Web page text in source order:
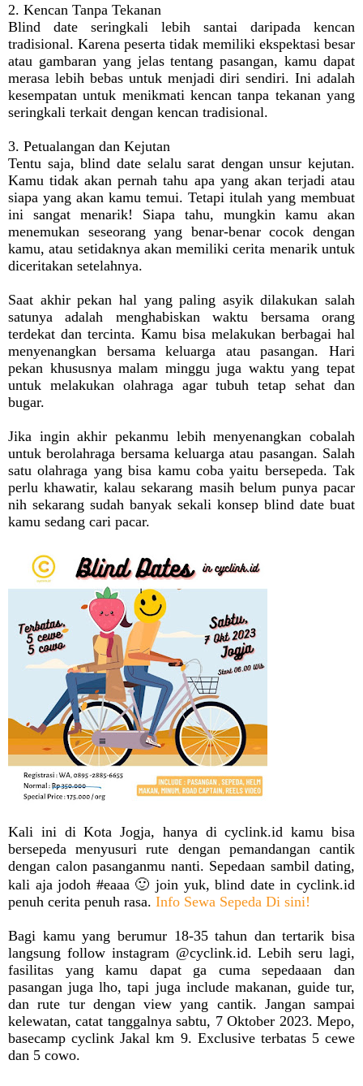
2. Kencan Tanpa Tekanan
Blind date seringkali lebih santai daripada kencan
tradisional. Karena peserta tidak memiliki ekspektasi besar
atau gambaran yang jelas tentang pasangan, kamu dapat
merasa lebih bebas untuk menjadi diri sendiri. Ini adalah
kesempatan untuk menikmati kencan tanpa tekanan yang
seringkali terkait dengan kencan tradisional.
3. Petualangan dan Kejutan
Tentu saja, blind date selalu sarat dengan unsur kejutan.
Kamu tidak akan pernah tahu apa yang akan terjadi atau
siapa yang akan kamu temui. Tetapi itulah yang membuat
ini sangat menarik! Siapa tahu, mungkin kamu akan
menemukan seseorang yang benar-benar cocok dengan
kamu, atau setidaknya akan memiliki cerita menarik untuk
diceritakan setelahnya.
Saat akhir pekan hal yang paling asyik dilakukan salah
satunya adalah menghabiskan waktu bersama orang
terdekat dan tercinta. Kamu bisa melakukan berbagai hal
menyenangkan bersama keluarga atau pasangan. Hari
pekan khususnya malam minggu juga waktu yang tepat
untuk melakukan olahraga agar tubuh tetap sehat dan
bugar.
Jika ingin akhir pekanmu lebih menyenangkan cobalah
untuk berolahraga bersama keluarga atau pasangan. Salah
satu olahraga yang bisa kamu coba yaitu bersepeda. Tak
perlu khawatir, kalau sekarang masih belum punya pacar
nih sekarang sudah banyak sekali konsep blind date buat
kamu sedang cari pacar.
Kali ini di Kota Jogja, hanya di cyclink.id kamu bisa
bersepeda menyusuri rute dengan pemandangan cantik
dengan calon pasanganmu nanti. Sepedaan sambil dating,
kali aja jodoh #eaaa 🙂 join yuk, blind date in cyclink.id
penuh cerita penuh rasa. Info Sewa Sepeda Di sini!
Bagi kamu yang berumur 18-35 tahun dan tertarik bisa
langsung follow instagram @cyclink.id. Lebih seru lagi,
fasilitas yang kamu dapat ga cuma sepedaaan dan
pasangan juga lho, tapi juga include makanan, guide tur,
dan rute tur dengan view yang cantik. Jangan sampai
kelewatan, catat tanggalnya sabtu, 7 Oktober 2023. Mepo,
basecamp cyclink Jakal km 9. Exclusive terbatas 5 cewe
dan 5 cowo.